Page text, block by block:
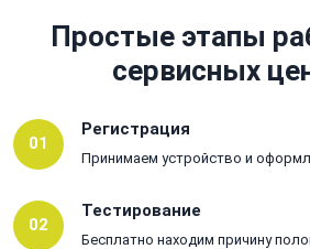
Простые этапы
сервисных
01
Регистрация
Принимаем устройство и
02
Тестирование
Бесплатно находим причину